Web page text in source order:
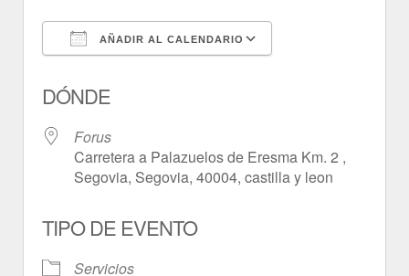
AÑADIR AL CALENDARIO
DÓNDE
Forus
Carretera a Palazuelos de Eresma Km. 2 ,
Segovia, Segovia, 40004, castilla y leon
TIPO DE EVENTO
Servicios